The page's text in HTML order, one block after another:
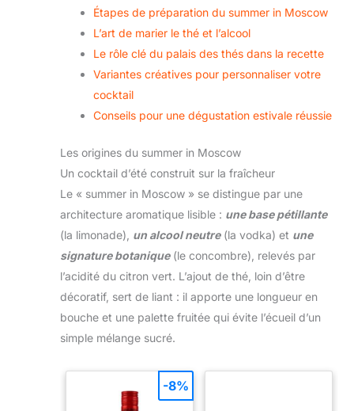
Étapes de préparation du summer in Moscow
L’art de marier le thé et l’alcool
Le rôle clé du palais des thés dans la recette
Variantes créatives pour personnaliser votre
cocktail
Conseils pour une dégustation estivale réussie
Les origines du summer in Moscow
Un cocktail d’été construit sur la fraîcheur
Le « summer in Moscow » se distingue par une
architecture aromatique lisible : une base pétillante
(la limonade), un alcool neutre(la vodka) et une
signature botanique(le concombre), relevés par
l’acidité du citron vert. L’ajout de thé, loin d’être
décoratif, sert de liant : il apporte une longueur en
bouche et une palette fruitée qui évite l’écueil d’un
simple mélange sucré.
-8%